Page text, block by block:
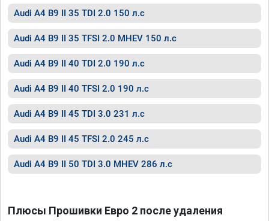
Audi A4 B9 II 35 TDI 2.0 150 л.с
Audi A4 B9 II 35 TFSI 2.0 MHEV 150 л.с
Audi A4 B9 II 40 TDI 2.0 190 л.с
Audi A4 B9 II 40 TFSI 2.0 190 л.с
Audi A4 B9 II 45 TDI 3.0 231 л.с
Audi A4 B9 II 45 TFSI 2.0 245 л.с
Audi A4 B9 II 50 TDI 3.0 MHEV 286 л.с
Плюсы Прошивки Евро 2 после удаления